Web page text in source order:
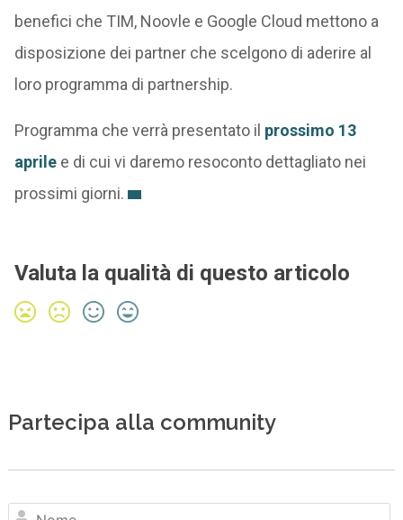
benefici che TIM, Noovle e Google Cloud mettono a
disposizione dei partner che scelgono di aderire al
loro programma di partnership.
Programma che verrà presentato il prossimo 13
aprilee di cui vi daremo resoconto dettagliato nei
prossimi giorni.
Valuta la qualità di questo articolo
Partecipa alla community